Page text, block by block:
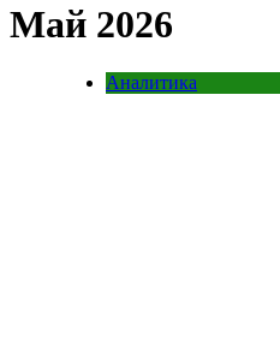
Май 2026
Аналитика